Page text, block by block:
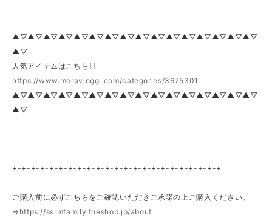
▲▽▲▽▲▽▲▽▲▽▲▽▲▽▲▽▲▽▲▽▲▽▲▽▲▽▲▽▲▽▲▽
▲▽
人気アイテムはこちら⇩⇩
https://www.meravioggi.com/categories/3675301
▲▽▲▽▲▽▲▽▲▽▲▽▲▽▲▽▲▽▲▽▲▽▲▽▲▽▲▽▲▽▲▽
▲▽
+-+-+-+-+-+-+-+-+-+-+-+-+-+-+-+-+-+-+-+-+-+-+
ご購入前に必ずこちらをご確認いただきご承諾の上ご購入ください。
⇒ https://ssrmfamily.theshop.jp/about